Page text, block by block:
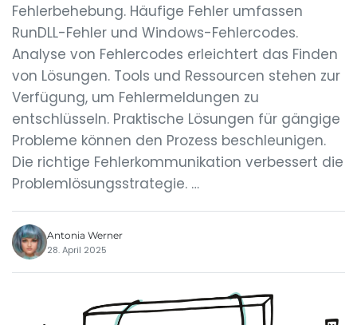
Fehlerbehebung. Häufige Fehler umfassen
RunDLL-Fehler und Windows-Fehlercodes.
Analyse von Fehlercodes erleichtert das Finden
von Lösungen. Tools und Ressourcen stehen zur
Verfügung, um Fehlermeldungen zu
entschlüsseln. Praktische Lösungen für gängige
Probleme können den Prozess beschleunigen.
Die richtige Fehlerkommunikation verbessert die
Problemlösungsstrategie. …
Antonia Werner
28. April 2025